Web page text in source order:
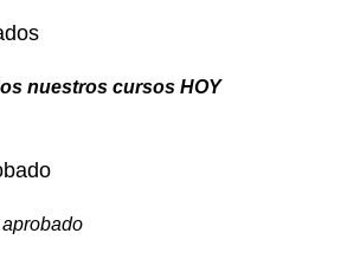
nuestros cursos HOY